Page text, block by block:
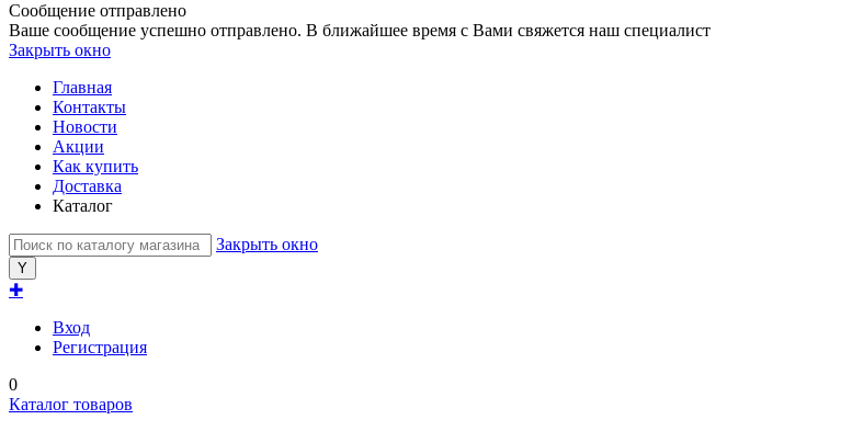
Сообщение отправлено
Ваше сообщение успешно отправлено. В ближайшее время с Вами свяжется наш специалист
Закрыть окно
Главная
Контакты
Новости
Акции
Как купить
Доставка
Каталог
Закрыть окно
✚
Вход
Регистрация
0
Каталог товаров